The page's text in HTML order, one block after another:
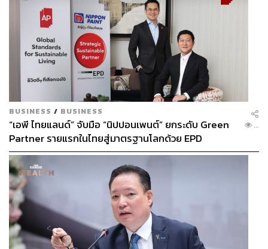
BUSINESS / BUSINESS
“เอพี ไทยแลนด์” จับมือ “นิปปอนเพนต์” ยกระดับ Green
Partner รายแรกในไทยสู่มาตรฐานโลกด้วย EPD
International พร้อมชูแนวคิด Global Standards for
Global Sustainable Living ส่งมอบบ้านคุณภาพ ลด
ผลกระทบต่อสิ่งแวดล้อม พร้อมปั้นนักออกแบบที่ใส่ใจโลก
...